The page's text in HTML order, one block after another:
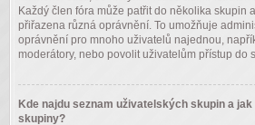
Každý člen fóra může patřit do několika skupin
přiřazena různá oprávnění. To umožňuje
oprávnění pro mnoho uživatelů najednou,
moderátory, nebo povolit uživatelům přístup do
Kde najdu seznam uživatelských skupin a
skupiny?